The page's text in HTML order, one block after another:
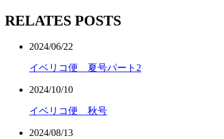
RELATES POSTS
2024/06/22
イベリコ便 夏号パート2
2024/10/10
イベリコ便 秋号
2024/08/13